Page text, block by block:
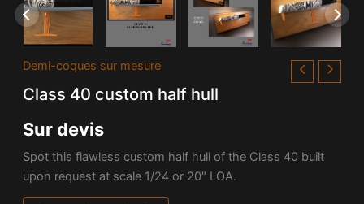
Demi-coques sur mesure
Class 40 custom half hull
Sur devis
Spot this flawless custom half hull of the Class 40 built
upon request at scale 1/24 or 20″ LOA.